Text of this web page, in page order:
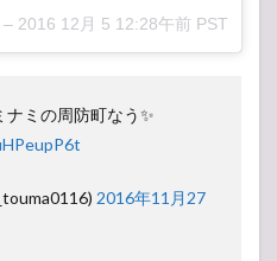
– 2016 12月 5 12:28午前 PST
ミの周防町なう✨
2016年11月27